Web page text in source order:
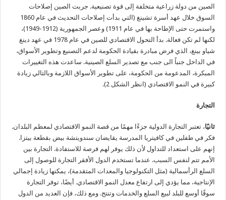
الصين من دولة زراعية متخلفة إلى قوة تصنيعية. جربت الصين إصلاحات
السوق خلال عهد أسرة تشينغ (التي بدأت إصلاحات التحديث في عام 1860
واستمرت حتى الإطاحة بها في عام 1911) وعصر الجمهورية (1912-1949)،
لكنها لم تكن فعالة. بدأ التحول الاقتصادي للصين في عام 1978 في عهد دينغ
شياو بينغ، الذي فرض مبادرة بقيادة الحكومة لدعم التصنيع وتطوير الأسواق،
في الداخل جنباً الى جنب مع تصدير السلع الصينية. ساعدت هذه التغييرات
المبكرة، المدعومة من الحكومة، على تطوير الأسواق اللازمة وبالتالي زيادة
كبيرة في النمو الاقتصادي (انظر الشكل 2).
التجارة
ثانيًا، تعتبر التجارة الدولية جزءًا مهمًا من قصة النمو الاقتصادي لمعظم البلدان.
فكر في طفلين في كافيتريا المدرسة يقايضان سندويتشة بيض بقطعة بيتزا.
إنهم على استعداد للتداول لأن ذلك يوفر لهم فرصة للاستفادة. التجارة بين
الأمم تتم لنفس السبب. عندما تستخدم الدول الأفقر التجارة للوصول إلى
السلع الرأسمالية (مثل التكنولوجيا والمعدات المتقدمة)، يمكنها زيادة إجمالي
الإنتاجية، مما يؤدي إلى ارتفاع معدل النمو الاقتصادي. أيضًا، توفر التجارة
سوقًا أوسع للبلد لبيع السلع والخدمات وتنتج. ومع ذلك، فإن العديد من الدول